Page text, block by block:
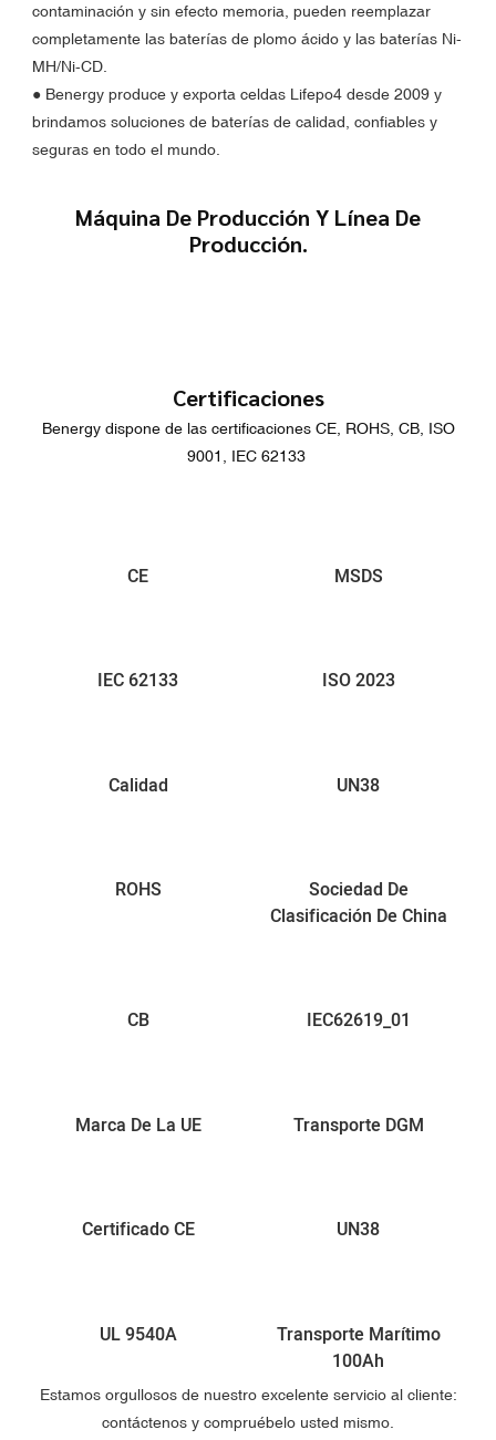
contaminación y sin efecto memoria, pueden reemplazar
completamente las baterías de plomo ácido y las baterías Ni-
MH/Ni-CD.
● Benergy produce y exporta celdas Lifepo4 desde 2009 y
brindamos soluciones de baterías de calidad, confiables y
seguras en todo el mundo.
Máquina De Producción Y Línea De
Producción.
Certificaciones
Benergy dispone de las certificaciones CE, ROHS, CB, ISO
9001, IEC 62133
CE MSDS
IEC 62133 ISO 2023
Calidad UN38
ROHS
Sociedad De
Clasificación De China
CB IEC62619_01
Marca De La UE Transporte DGM
Certificado CE UN38
UL 9540A
Transporte Marítimo
100Ah
Estamos orgullosos de nuestro excelente servicio al cliente:
contáctenos y compruébelo usted mismo.